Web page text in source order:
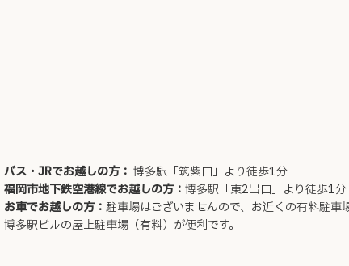
バス・JRでお越しの方 ： 博多駅「筑紫口」より徒歩1分
福岡市地下鉄空港線でお越しの方 ： 博多駅「東2出口」より徒歩1分
お車でお越しの方 ： 駐車場はございませんので、お近くの有料駐車
博多駅ビルの屋上駐車場（有料）が便利です。